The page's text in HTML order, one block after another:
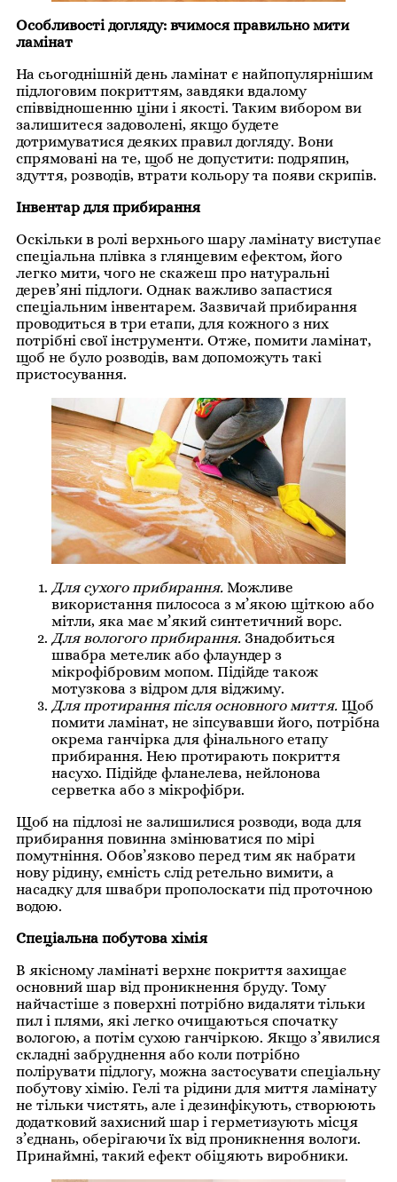
Особливості догляду: вчимося правильно мити
ламінат
На сьогоднішній день ламінат є найпопулярнішим
підлоговим покриттям, завдяки вдалому
співвідношенню ціни і якості. Таким вибором ви
залишитеся задоволені, якщо будете
дотримуватися деяких правил догляду. Вони
спрямовані на те, щоб не допустити: подряпин,
здуття, розводів, втрати кольору та появи скрипів.
Інвентар для прибирання
Оскільки в ролі верхнього шару ламінату виступає
спеціальна плівка з глянцевим ефектом, його
легко мити, чого не скажеш про натуральні
дерев’яні підлоги. Однак важливо запастися
спеціальним інвентарем. Зазвичай прибирання
проводиться в три етапи, для кожного з них
потрібні свої інструменти. Отже, помити ламінат,
щоб не було розводів, вам допоможуть такі
пристосування.
Для сухого прибирання. Можливе
використання пилососа з м’якою щіткою або
мітли, яка має м’який синтетичний ворс.
Для вологого прибирання. Знадобиться
швабра метелик або флаундер з
мікрофібровим мопом. Підійде також
мотузкова з відром для віджиму.
Для протирання після основного миття. Щоб
помити ламінат, не зіпсувавши його, потрібна
окрема ганчірка для фінального етапу
прибирання. Нею протирають покриття
насухо. Підійде фланелева, нейлонова
серветка або з мікрофібри.
Щоб на підлозі не залишилися розводи, вода для
прибирання повинна змінюватися по мірі
помутніння. Обов’язково перед тим як набрати
нову рідину, ємність слід ретельно вимити, а
насадку для швабри прополоскати під проточною
водою.
Спеціальна побутова хімія
В якісному ламінаті верхнє покриття захищає
основний шар від проникнення бруду. Тому
найчастіше з поверхні потрібно видаляти тільки
пил і плями, які легко очищаються спочатку
вологою, а потім сухою ганчіркою. Якщо з’явилися
складні забруднення або коли потрібно
полірувати підлогу, можна застосувати спеціальну
побутову хімію. Гелі та рідини для миття ламінату
не тільки чистять, але і дезинфікують, створюють
додатковий захисний шар і герметизують місця
з’єднань, оберігаючи їх від проникнення вологи.
Принаймні, такий ефект обіцяють виробники.